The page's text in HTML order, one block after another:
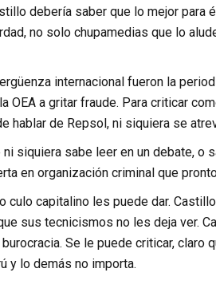
debería saber que lo mejor para
no solo chupamedias que lo
internacional fueron la
OEA a gritar fraude. Para criticar
de Repsol, ni siquiera se
siquiera sabe leer en un debate, o
en organización criminal que
capitalino les puede dar.
sus tecnicismos no les deja ver.
Se le puede criticar, claro
y lo demás no importa.